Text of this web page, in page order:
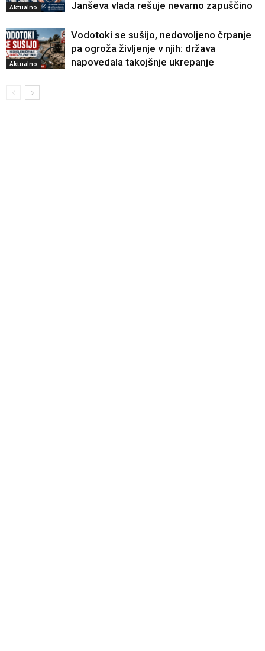
Aktualno Janševa vlada rešuje nevarno zapuščino
Aktualno
Vodotoki se sušijo, nedovoljeno črpanje
pa ogroža življenje v njih: država
napovedala takojšnje ukrepanje